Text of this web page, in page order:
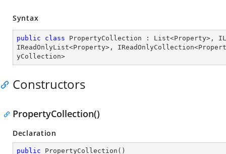
Syntax
public class PropertyCollection : List<Property>,
IReadOnlyList<Property>, IReadOnlyCollection<
yCollection>
Constructors
PropertyCollection()
Declaration
public PropertyCollection ( )